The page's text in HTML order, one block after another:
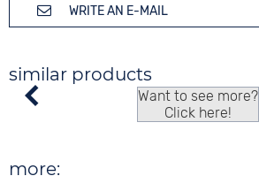
WRITE AN E-MAIL
similar products
Want to see more?
Click here!
more: